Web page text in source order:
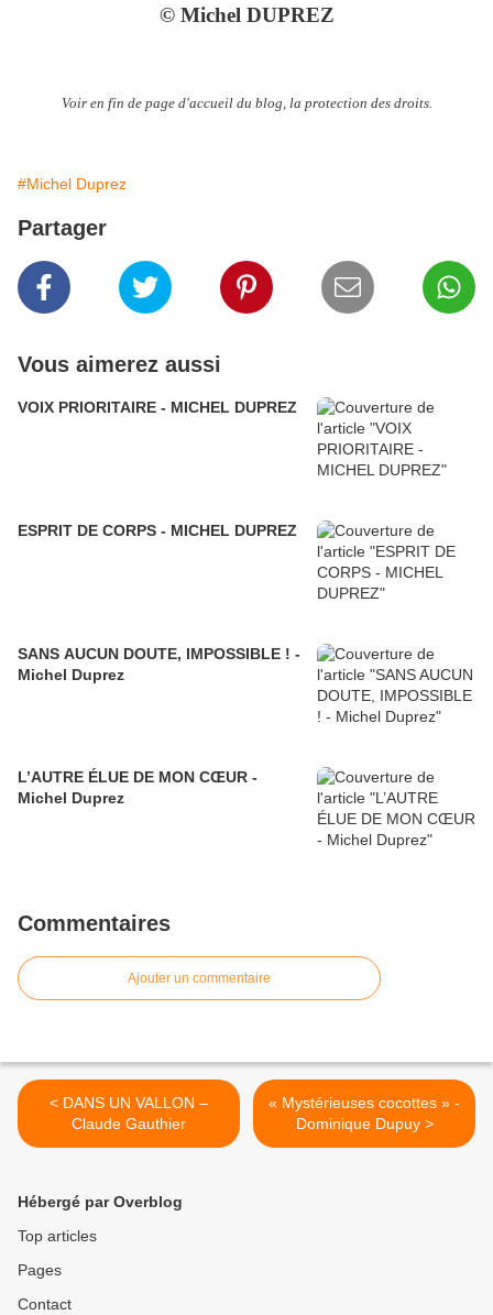
© Michel DUPREZ
Voir en fin de page d'accueil du blog, la protection des droits.
#Michel Duprez
Partager
Vous aimerez aussi
VOIX PRIORITAIRE - MICHEL DUPREZ
ESPRIT DE CORPS - MICHEL DUPREZ
SANS AUCUN DOUTE, IMPOSSIBLE ! -
Michel Duprez
L’AUTRE ÉLUE DE MON CŒUR -
Michel Duprez
Commentaires
Ajouter un commentaire
< DANS UN VALLON –
Claude Gauthier
« Mystérieuses cocottes » -
Dominique Dupuy >
Hébergé par Overblog
Top articles
Pages
Contact